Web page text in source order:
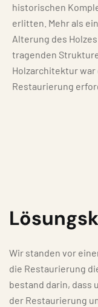
historischen
erlitten. Mehr als
Alterung des
tragenden
Holzarchitektur
Restaurierung
Wir standen vor
die Restaurierung
bestand darin, dass
der Restaurierung